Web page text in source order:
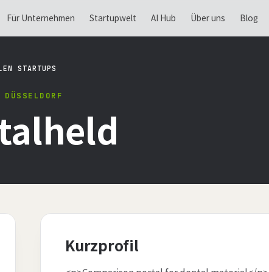
Für Unternehmen Startupwelt AI Hub Über uns Blog
STARTUPS
Kurzprofil